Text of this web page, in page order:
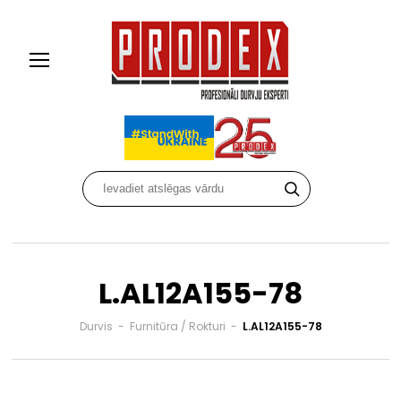
L.AL12A155-78
Durvis - Furnitūra / Rokturi - L.AL12A155-78